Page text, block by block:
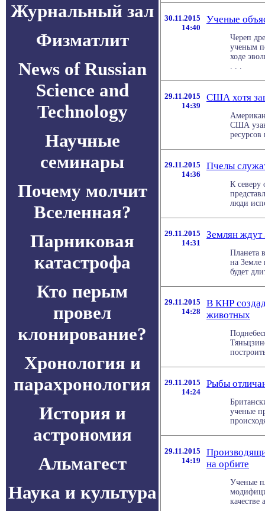
Журнальный зал
Физматлит
News of Russian
Science and
Technology
Научные
семинары
Почему молчит
Вселенная?
Парниковая
катастрофа
Кто перым
провел
клонирование?
Хронология и
парахронология
История и
астрономия
Альмагест
Наука и культура
30.11.2015
14:40
Ученые
Череп
ученым
ходе
. . .
29.11.2015
14:39
США хотя
США
29.11.2015
14:36
Пчелы
К северу
люди
29.11.2015
14:31
Землян
Планета
на Земле
будет
29.11.2015
14:28
В КНР
животных
29.11.2015
14:24
Рыбы
ученые
29.11.2015
14:19
на орбите
Ученые